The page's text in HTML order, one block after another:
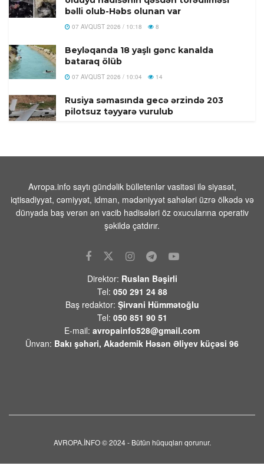
bəlli olub-Həbs olunan var
07 AVQUST 2026 / 10:18 8
Beyləqanda 18 yaşlı gənc kanalda
bataraq ölüb
07 AVQUST 2026 / 10:04 14
Rusiya səmasında gecə ərzində 203
pilotsuz təyyarə vurulub
Qapalı Səhifədir”
07 AVQUST 2026 / 9:26 53
Yekaterinburqdakı Wildberries
07 AVQUST 2026 / 9:21 6
İsrailin diaspor naziri Çikli: Makron bizi
kürəyimizdən bıçaqladı
07 AVQUST 2026 / 9:07
Prezident Ərdoğan Səudiyyə
Ərəbistanına gedib
uzaqmənzilli PrSM raketlərinin
Avropa.info saytı gündəlik bülletenlər vasitəsi ilə siyasət,
iqtisadiyyat, cəmiyyət, idman, mədəniyyət sahələri üzrə ölkədə və
dünyada baş verən ən vacib hadisələri öz oxucularına operativ
şəkildə çatdırır.
Direktor: Ruslan Bəşirli
Tel: 050 291 24 88
Baş redaktor: Şirvani Hümmətoğlu
Tel: 050 851 90 51
E-mail: avropainfo528@gmail.com
Ünvan: Bakı şəhəri, Akademik Həsən Əliyev küçəsi 96
AVROPA.İNFO © 2024 - Bütün hüquqları qorunur.